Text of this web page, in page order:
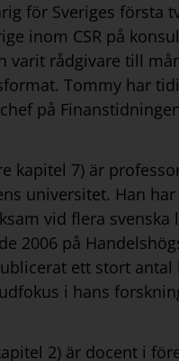
för Sveriges första
inom CSR på
varit rådgivare till
Tommy har
på
kapitel 7) är
universitet. Han
vid flera
2006 på
ett stort
i hans
2) är docent i